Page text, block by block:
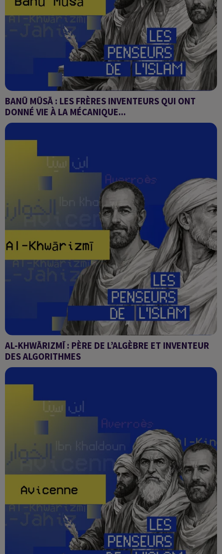
BANŪ MŪSĀ : LES FRÈRES INVENTEURS QUI ONT
DONNÉ VIE À LA MÉCANIQUE...
Les penseurs de l'Islam
AL-KHWĀRIZMĪ : PÈRE DE L’ALGÈBRE ET INVENTEUR
DES ALGORITHMES
Les penseurs de l'Islam